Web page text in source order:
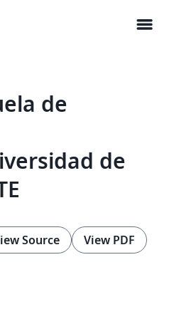
menu
de
de
Source View PDF